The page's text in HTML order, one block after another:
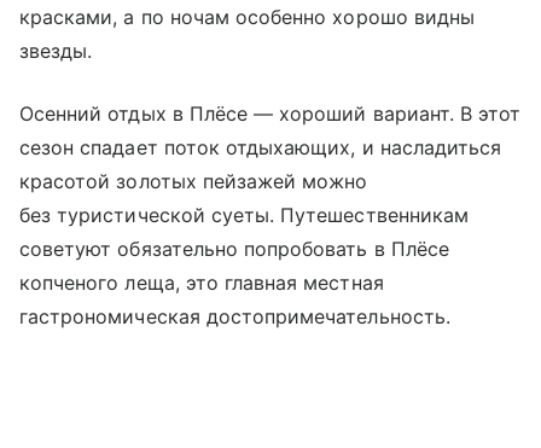
красками, а по ночам особенно хорошо видны
звезды.
Осенний отдых в Плёсе — хороший вариант. В этот
сезон спадает поток отдыхающих, и насладиться
красотой золотых пейзажей можно
без туристической суеты. Путешественникам
советуют обязательно попробовать в Плёсе
копченого леща, это главная местная
гастрономическая достопримечательность.